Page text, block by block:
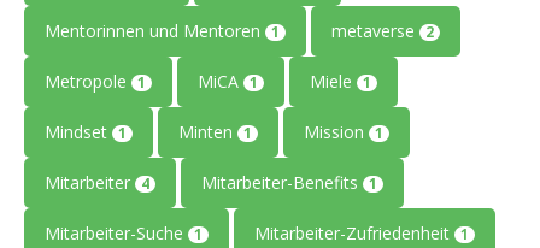
Mentorinnen und Mentoren 1 metaverse 2
Metropole 1 MiCA 1 Miele 1
Mindset 1 Minten 1 Mission 1
Mitarbeiter 4 Mitarbeiter-Benefits 1
Mitarbeiter-Suche 1 Mitarbeiter-Zufriedenheit 1